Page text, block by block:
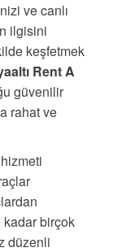
ve canlı
ilgisini
keşfetmek
Rent A
güvenilir
rahat ve
birçok
düzenli